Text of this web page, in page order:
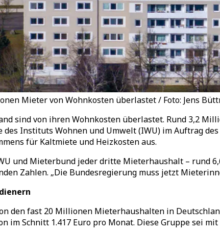
Mieter von Wohnkosten überlastet / Foto: Jens
sind von ihren Wohnkosten überlastet. Rund 3,2
des Instituts Wohnen und Umwelt (IWU) im Auftrag
für Kaltmiete und Heizkosten aus.
und Mieterbund jeder dritte Mieterhaushalt – rund
Zahlen. „Die Bundesregierung muss jetzt
den fast 20 Millionen Mieterhaushalten in
im Schnitt 1.417 Euro pro Monat. Diese Gruppe sei